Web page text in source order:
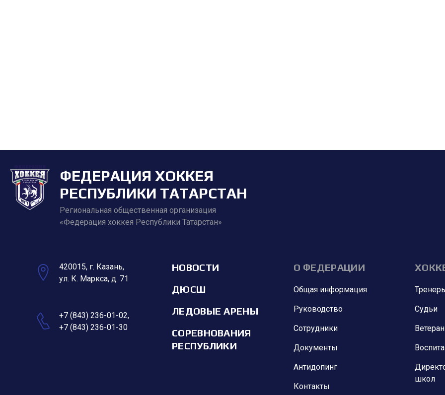
ФЕДЕРАЦИЯ ХОККЕЯ
РЕСПУБЛИКИ ТАТАРСТАН
Региональная общественная организация
«Федерация хоккея Республики Татарстан»
420015, г. Казань,
ул. К. Маркса, д. 71
+7 (843) 236-01-02,
+7 (843) 236-01-30
НОВОСТИ
ДЮСШ
ЛЕДОВЫЕ АРЕНЫ
СОРЕВНОВАНИЯ
РЕСПУБЛИКИ
О ФЕДЕРАЦИИ
Общая информация
Руководство
Сотрудники
Документы
Антидопинг
Контакты
Судьи
школ